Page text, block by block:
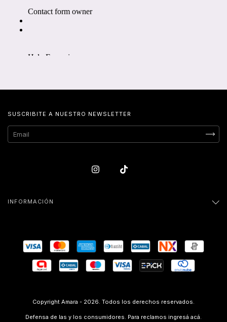
SUSCRIBITE A NUESTRO NEWSLETTER
INFORMACIÓN
Copyright Amara - 2026. Todos los derechos reservados.
Defensa de las y los consumidores. Para reclamos ingresá acá.